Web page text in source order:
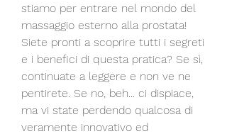
stiamo per entrare nel mondo del
massaggio esterno alla prostata!
Siete pronti a scoprire tutti i segreti
e i benefici di questa pratica? Se sì,
continuate a leggere e non ve ne
pentirete. Se no, beh... ci dispiace,
ma vi state perdendo qualcosa di
veramente innovativo ed